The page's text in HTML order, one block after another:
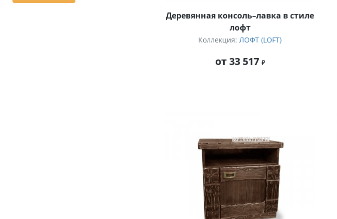
Деревянная консоль–лавка в стиле
лофт
Коллекция:ЛОФТ (LOFT)
от 33 517